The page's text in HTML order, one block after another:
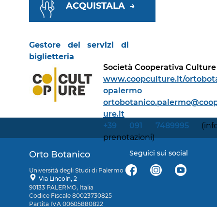
ACQUISTALA →
Gestore dei servizi di
biglietteria
Società Cooperativa Culture
www.coopculture.it/
opalermo
ure.it
+39 091 7489995
prenotazioni)
Orto Botanico
Università degli Studi di Palermo
Via Lincoln, 2
90133 PALERMO, Italia
Codice Fiscale 80023730825
Partita IVA 00605880822
Seguici sui social